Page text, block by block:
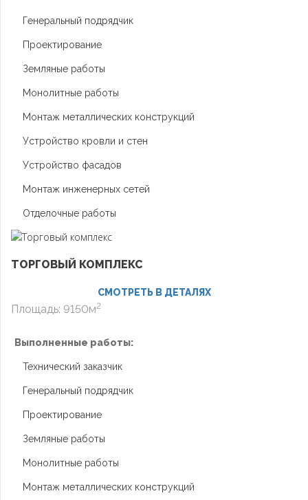
Генеральный подрядчик
Проектирование
Земляные работы
Монолитные работы
Монтаж металлических конструкций
Устройство кровли и стен
Устройство фасадов
Монтаж инженерных сетей
Отделочные работы
ТОРГОВЫЙ КОМПЛЕКС
СМОТРЕТЬ В ДЕТАЛЯХ
Площадь: 9150м2
Выполненные работы:
Технический заказчик
Генеральный подрядчик
Проектирование
Земляные работы
Монолитные работы
Монтаж металлических конструкций